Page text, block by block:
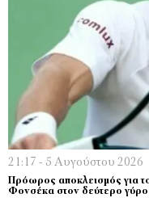
21:17 - 5 Αυγούστου 2026
Πρόωρος αποκλεισμός για
Φονσέκα στον δεύτερο γύρο